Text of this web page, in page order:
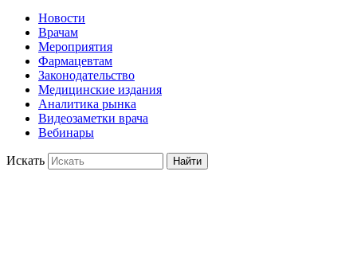
Новости
Врачам
Мероприятия
Фармацевтам
Законодательство
Медицинские издания
Аналитика рынка
Видеозаметки врача
Вебинары
Искать Найти